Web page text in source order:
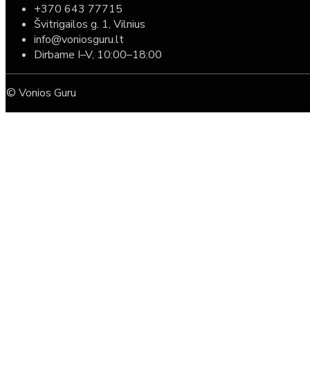
+370 643 77715
Švitrigailos g. 1, Vilnius
info@voniosguru.lt
Dirbame I–V, 10:00–18:00
© Vonios Guru